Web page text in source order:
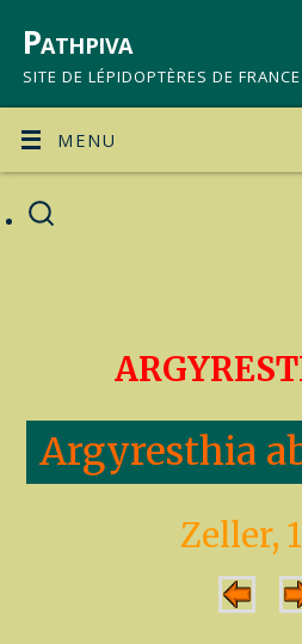
Pathpiva
SITE DE LÉPIDOPTÈRES DE
MENU
Argyresthia
Zeller,